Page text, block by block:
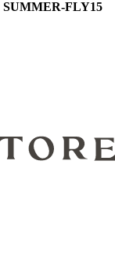
SUMMER-FLY15